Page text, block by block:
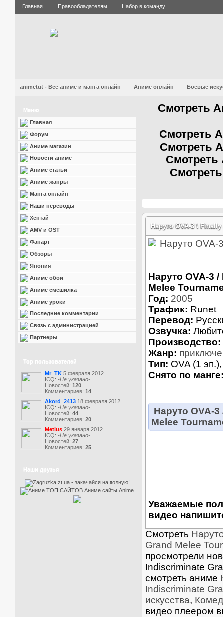
Главная Правообладателям Набор в команду
animetut - Все аниме и манга онлайн Аниме онлайн Боевые
Меню
Главная
Форум
Аниме магазин
Новости аниме
Аниме статьи
Аниме жанры
Манга онлайн
Наши переводы
Хентай
AMV и OST
Фанарт
Обзоры
Япония
Аниме обои
Аниме смешилка
Аниме уроки
Последние комментарии
Связь с администрацией
Партнеры
Top пользователей
Mr_TK 5 февраля 2012
ICQ: -Не указано-
Новостей: 120
Комментариев: 14
Akord_2413 18 февраля 2012
ICQ: -Не указано-
Новостей: 44
Комментариев: 20
Metius 29 января 2012
ICQ: -Не указано-
Новостей: 27
Комментариев: 25
Наши друзья
Смотреть
Смотреть
Смотреть
Смотреть
Наруто OVA-3 \
Наруто OVA-3
Melee
Год: 2005
Трафик: Runet
Перевод:
Озвучка:
Производство:
Жанр:
Тип: OVA (1
Снято по манге:
Наруто OVA-
Melee
Уважаемые
видео
Смотреть
Grand Melee
просмотрели
Indiscriminate
смотреть аниме
Indiscriminate
искусства,
видео плеером